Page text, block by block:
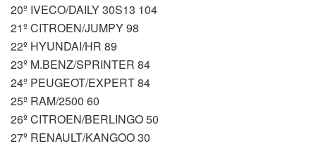
20º IVECO/DAILY 30S13 104
21º CITROEN/JUMPY 98
22º HYUNDAI/HR 89
23º M.BENZ/SPRINTER 84
24º PEUGEOT/EXPERT 84
25º RAM/2500 60
26º CITROEN/BERLINGO 50
27º RENAULT/KANGOO 30